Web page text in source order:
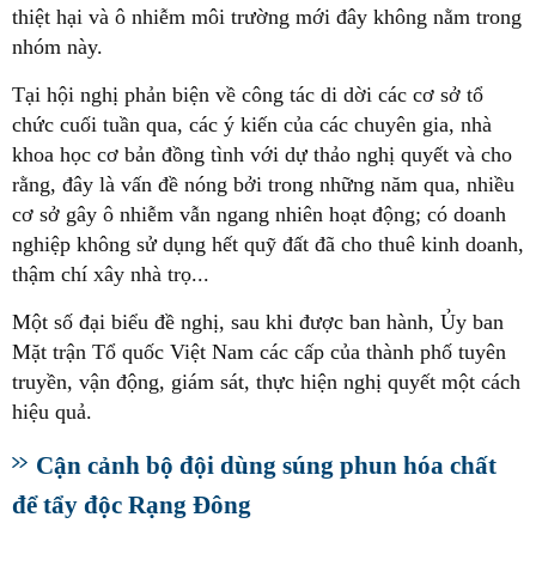
thiệt hại và ô nhiễm môi trường mới đây không nằm trong
nhóm này.
Tại hội nghị phản biện về công tác di dời các cơ sở tổ
chức cuối tuần qua, các ý kiến của các chuyên gia, nhà
khoa học cơ bản đồng tình với dự thảo nghị quyết và cho
rằng, đây là vấn đề nóng bởi trong những năm qua, nhiều
cơ sở gây ô nhiễm vẫn ngang nhiên hoạt động; có doanh
nghiệp không sử dụng hết quỹ đất đã cho thuê kinh doanh,
thậm chí xây nhà trọ...
Một số đại biểu đề nghị, sau khi được ban hành, Ủy ban
Mặt trận Tổ quốc Việt Nam các cấp của thành phố tuyên
truyền, vận động, giám sát, thực hiện nghị quyết một cách
hiệu quả.
Cận cảnh bộ đội dùng súng phun hóa chất
để tẩy độc Rạng Đông